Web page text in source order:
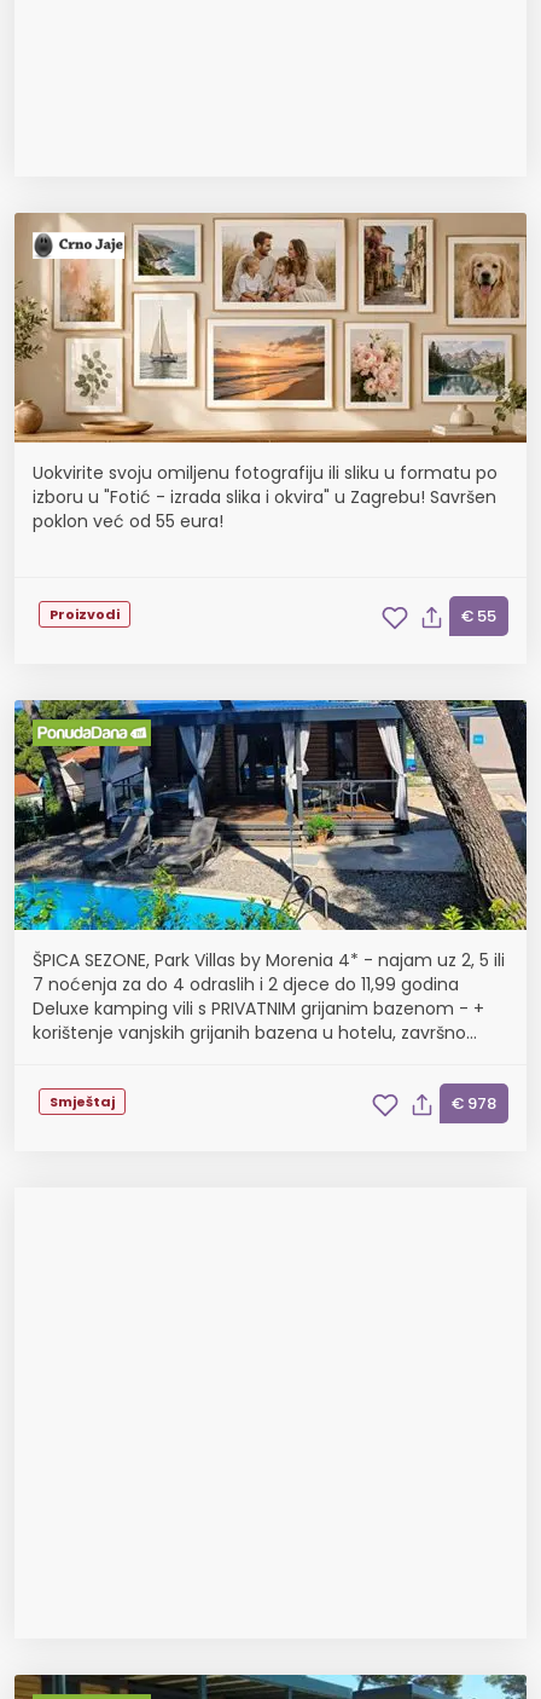
Uokvirite svoju omiljenu fotografiju ili sliku u formatu po
izboru u "Fotić - izrada slika i okvira" u Zagrebu! Savršen
poklon već od 55 eura!
Proizvodi € 55
ŠPICA SEZONE, Park Villas by Morenia 4* - najam uz 2, 5 ili
7 noćenja za do 4 odraslih i 2 djece do 11,99 godina
Deluxe kamping vili s PRIVATNIM grijanim bazenom - +
korištenje vanjskih grijanih bazena u hotelu, završno
Smještaj € 978